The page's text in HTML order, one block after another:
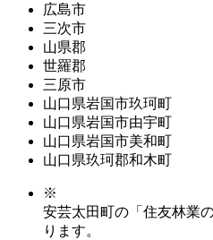
広島市
三次市
山県郡
世羅郡
三原市
山口県岩国市玖珂町
山口県岩国市由宇町
山口県岩国市美和町
山口県玖珂郡和木町
※
安芸太田町の「住友林業
ります。